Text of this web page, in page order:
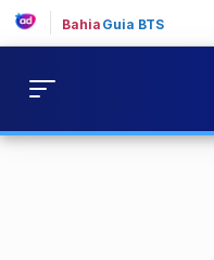
Bahia Guia BTS